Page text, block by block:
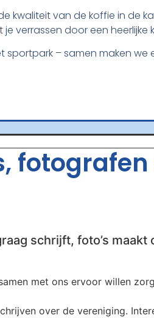
kwaliteit van de koffie in de
verrassen door een
– samen maken we
schrijft, foto’s
met ons ervoor willen
over de vereniging.